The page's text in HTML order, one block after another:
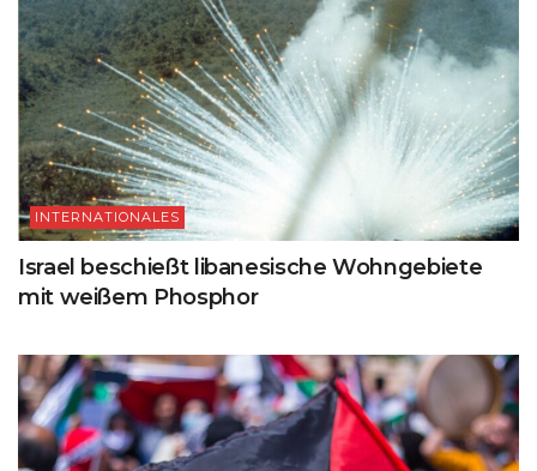
INTERNATIONALES
Israel beschießt libanesische Wohngebiete
mit weißem Phosphor